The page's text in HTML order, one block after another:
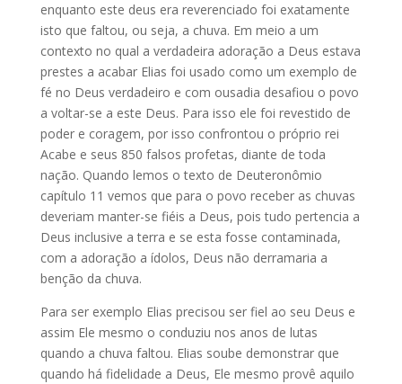
enquanto este deus era reverenciado foi exatamente
isto que faltou, ou seja, a chuva. Em meio a um
contexto no qual a verdadeira adoração a Deus estava
prestes a acabar Elias foi usado como um exemplo de
fé no Deus verdadeiro e com ousadia desafiou o povo
a voltar-se a este Deus. Para isso ele foi revestido de
poder e coragem, por isso confrontou o próprio rei
Acabe e seus 850 falsos profetas, diante de toda
nação. Quando lemos o texto de Deuteronômio
capítulo 11 vemos que para o povo receber as chuvas
deveriam manter-se fiéis a Deus, pois tudo pertencia a
Deus inclusive a terra e se esta fosse contaminada,
com a adoração a ídolos, Deus não derramaria a
benção da chuva.
Para ser exemplo Elias precisou ser fiel ao seu Deus e
assim Ele mesmo o conduziu nos anos de lutas
quando a chuva faltou. Elias soube demonstrar que
quando há fidelidade a Deus, Ele mesmo provê aquilo